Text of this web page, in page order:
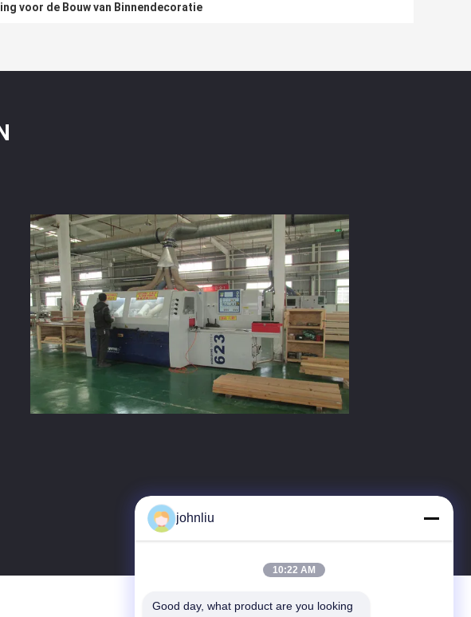
voor de Bouw van Binnendecoratie
johnliu
10:22 AM
Good day, what product are you looking